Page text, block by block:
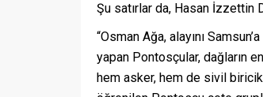
Şu satırlar da, Hasan İzzettin
“Osman Ağa, alayını
yapan Pontosçular, dağların
hem asker, hem de sivil